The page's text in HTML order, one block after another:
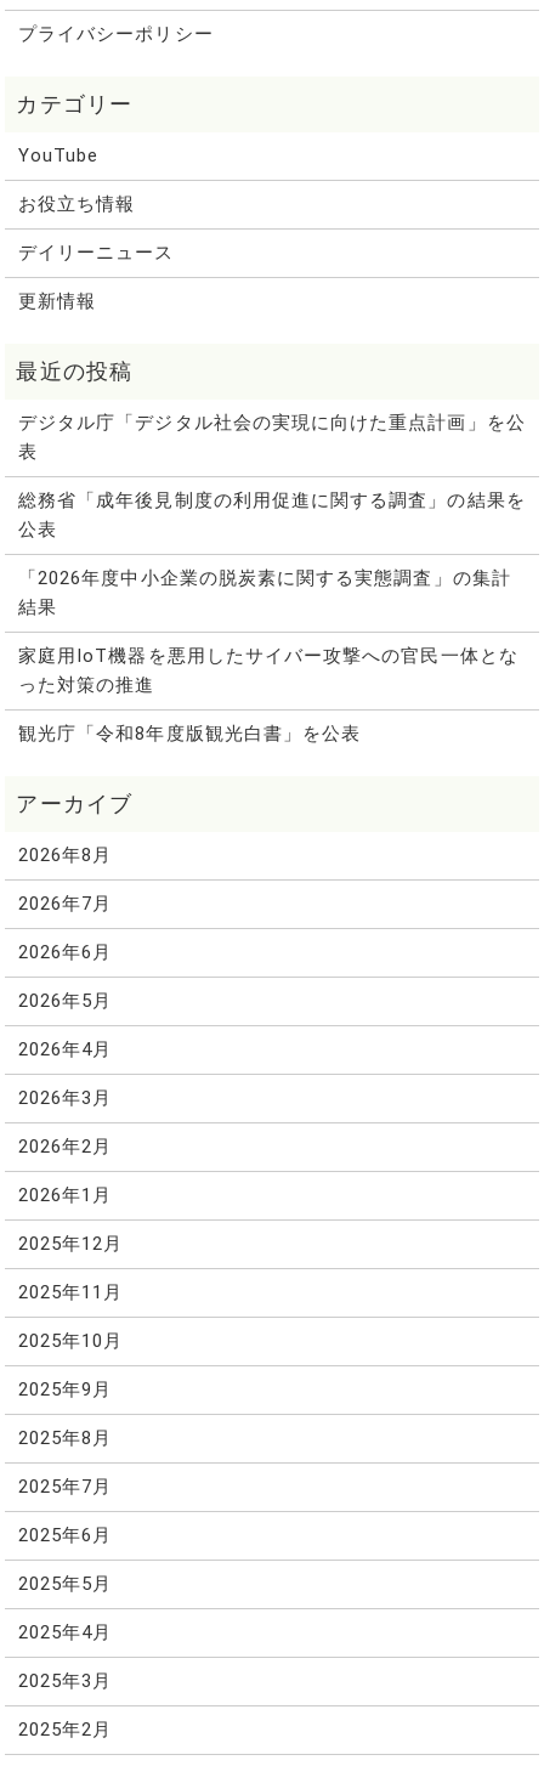
プライバシーポリシー
YouTube
お役立ち情報
デイリーニュース
更新情報
デジタル庁「デジタル社会の実現に向けた重点計画」を公
表
総務省「成年後見制度の利用促進に関する調査」の結果を
公表
「2026年度中小企業の脱炭素に関する実態調査」の集計
結果
家庭用IoT機器を悪用したサイバー攻撃への官民一体とな
った対策の推進
観光庁「令和8年度版観光白書」を公表
2026年8月
2026年7月
2026年6月
2026年5月
2026年4月
2026年3月
2026年2月
2026年1月
2025年12月
2025年11月
2025年10月
2025年9月
2025年8月
2025年7月
2025年6月
2025年5月
2025年4月
2025年3月
2025年2月